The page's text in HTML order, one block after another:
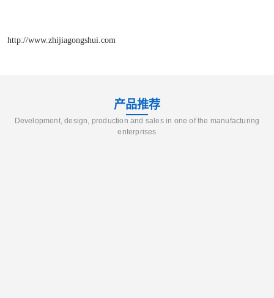
http://www.zhijiagongshui.com
产品推荐
Development, design, production and sales in one of the manufacturing
enterprises